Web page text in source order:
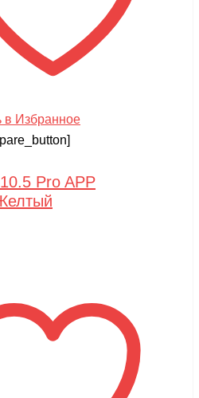
в Избранное
Pro APP